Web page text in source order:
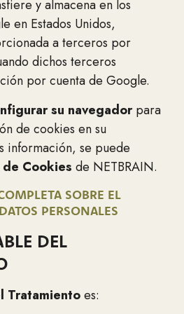
y almacena en los
en Estados Unidos,
a terceros por
dichos terceros
por cuenta de Google.
su navegadorpara
de cookies en su
información, se puede
Cookies de NETBRAIN.
SOBRE EL
PERSONALES
DEL
Tratamientoes: